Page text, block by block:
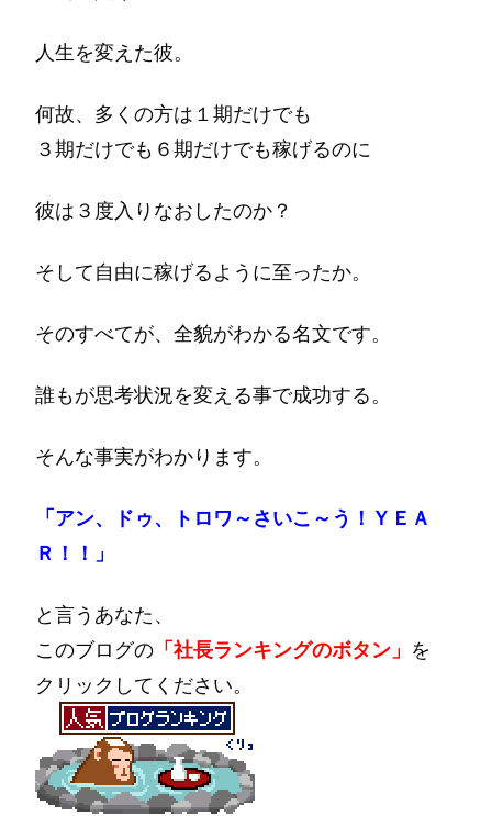
人生を変えた彼。
何故、多くの方は１期だけでも
３期だけでも６期だけでも稼げるのに
彼は３度入りなおしたのか？
そして自由に稼げるように至ったか。
そのすべてが、全貌がわかる名文です。
誰もが思考状況を変える事で成功する。
そんな事実がわかります。
「アン、ドゥ、トロワ～さいこ～う！ＹＥＡ
Ｒ！！」
と言うあなた、
このブログの 「社長ランキングのボタン」 を
クリックしてください。